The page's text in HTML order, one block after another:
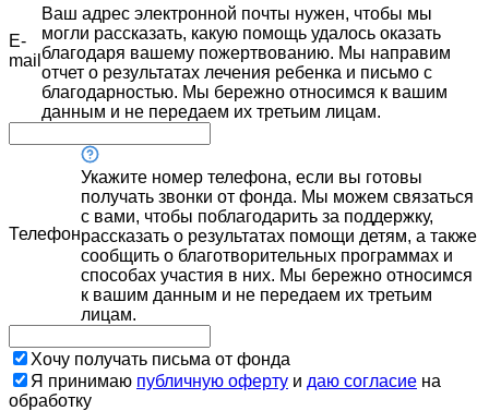
E-
mail
Ваш адрес электронной почты нужен, чтобы мы
могли рассказать, какую помощь удалось оказать
благодаря вашему пожертвованию. Мы направим
отчет о результатах лечения ребенка и письмо с
благодарностью. Мы бережно относимся к вашим
данным и не передаем их третьим лицам.
Телефон
Укажите номер телефона, если вы готовы
получать звонки от фонда. Мы можем связаться
с вами, чтобы поблагодарить за поддержку,
рассказать о результатах помощи детям, а также
сообщить о благотворительных программах и
способах участия в них. Мы бережно относимся
к вашим данным и не передаем их третьим
лицам.
Хочу получать письма от фонда
Я принимаю публичную оферту и даю согласие на
обработку